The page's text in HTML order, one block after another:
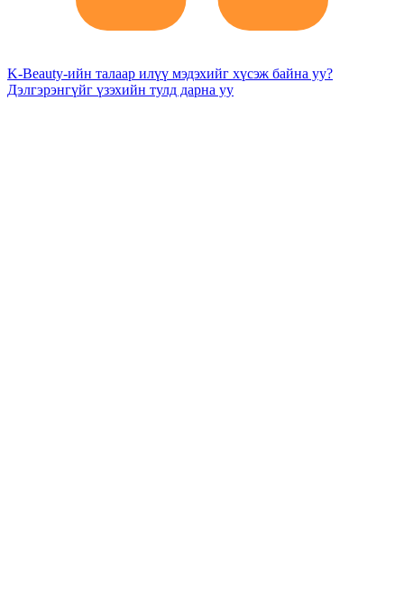
K-Beauty-ийн талаар илүү мэдэхийг хүсэж байна уу?
Дэлгэрэнгүйг үзэхийн тулд дарна уу